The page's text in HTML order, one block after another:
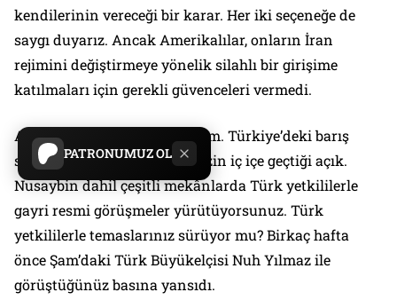
PATRONUMUZ OL
kendilerinin vereceği bir karar. Her iki seçeneğe de
saygı duyarız. Ancak Amerikalılar, onların İran
rejimini değiştirmeye yönelik silahlı bir girişime
katılmaları için gerekli güvenceleri vermedi.
Al-Monitor: Türkiye’ye geçelim. Türkiye’deki barış
süreci ile Şam görüşmelerinizin iç içe geçtiği açık.
Nusaybin dahil çeşitli mekânlarda Türk yetkililerle
gayri resmi görüşmeler yürütüyorsunuz. Türk
yetkililerle temaslarınız sürüyor mu? Birkaç hafta
önce Şam’daki Türk Büyükelçisi Nuh Yılmaz ile
görüştüğünüz basına yansıdı.